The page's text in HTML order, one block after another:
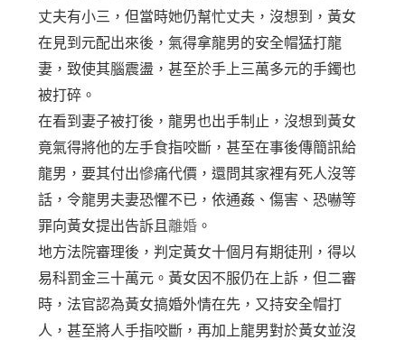
丈夫有小三，但當時她仍幫忙丈夫，沒想到，黃女
在見到元配出來後，氣得拿龍男的安全帽猛打龍
妻，致使其腦震盪，甚至於手上三萬多元的手鐲也
被打碎。
在看到妻子被打後，龍男也出手制止，沒想到黃女
竟氣得將他的左手食指咬斷，甚至在事後傳簡訊給
龍男，要其付出慘痛代價，還問其家裡有死人沒等
話，令龍男夫妻恐懼不已，依通姦、傷害、恐嚇等
罪向黃女提出告訴且離婚 。
地方法院審理後，判定黃女十個月有期徒刑，得以
易科罰金三十萬元。黃女因不服仍在上訴，但二審
時，法官認為黃女搞婚外情在先，又持安全帽打
人，甚至將人手指咬斷，再加上龍男對於黃女並沒